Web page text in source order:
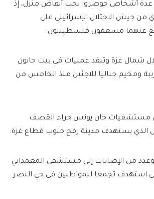
عدة أشخاص حوصروا تحت أنقاض منزل، إذ
من جيش الاحتلال الإسرائيلي على
عنهما مسعفون فلسطينيون.
شمال غزة وتنفذ عمليات في بيت حانون
ومخيم جباليا للاجئين منذ الخامس من
إلى مستشفيات خان يونس جراء القصف
الذي يستهدف مدينة رفح جنوب قطاع غزة.
من الإصابات إلى مستشفى المعمداني
استهدف تجمعا للمواطنين في حي النصر